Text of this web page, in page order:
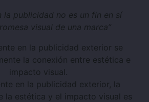
la publicidad no es un fin en sí
visual de una marca”
en la publicidad exterior, la
la estética y el impacto visual es